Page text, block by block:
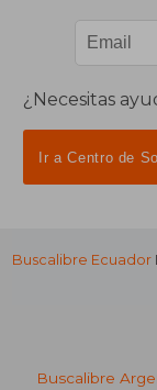
¿Necesitas
Ir a Centro de
Buscalibre Ecuador
Buscalibre